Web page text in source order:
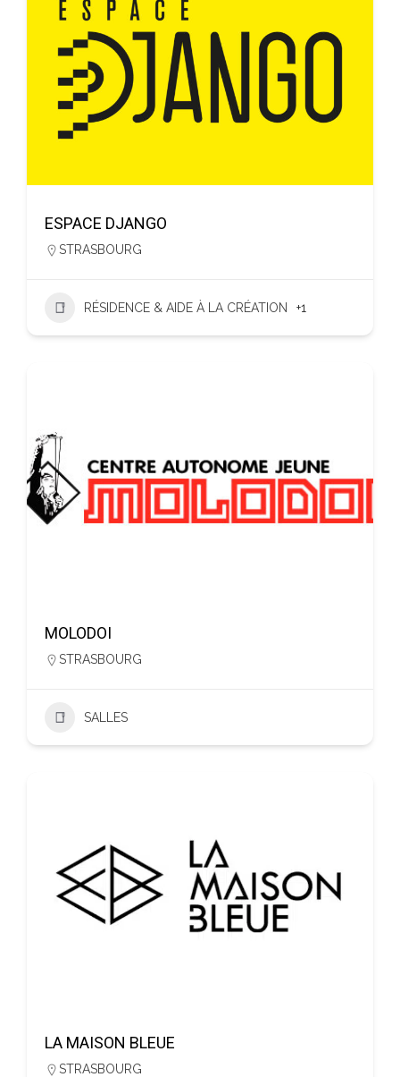
ESPACE DJANGO
STRASBOURG
RÉSIDENCE & AIDE À LA CRÉATION +1
MOLODOI
STRASBOURG
SALLES
LA MAISON BLEUE
STRASBOURG